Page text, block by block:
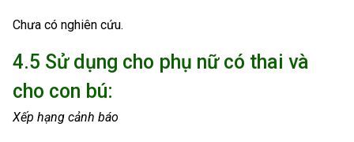
Chưa có nghiên cứu.
4.5 Sử dụng cho phụ nữ có thai và
cho con bú:
Xếp hạng cảnh báo